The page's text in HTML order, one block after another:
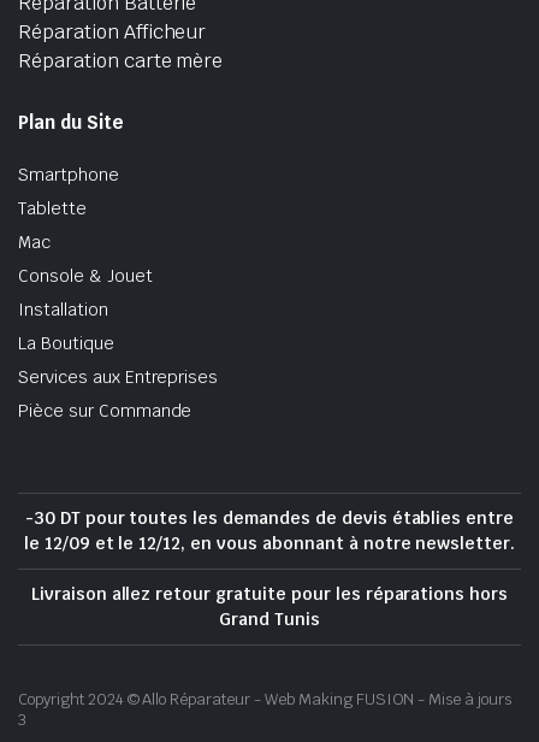
Réparation Afficheur
Réparation carte mère
Plan du Site
Smartphone
Tablette
Mac
Console & Jouet
Installation
La Boutique
Services aux Entreprises
Pièce sur Commande
-30 DT pour toutes les demandes de devis établies entre
le 12/09 et le 12/12, en vous abonnant à notre newsletter.
Livraison allez retour gratuite pour les réparations hors
Grand Tunis
Copyright 2024 © Allo Réparateur - Web Making FUSION - Mise à jours
3